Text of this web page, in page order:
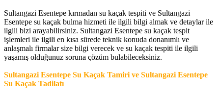
Sultangazi Esentepe kırmadan su kaçak tespiti ve Sultangazi
Esentepe su kaçak bulma hizmeti ile ilgili bilgi almak ve detaylar ile
ilgili bizi arayabilirsiniz. Sultangazi Esentepe su kaçak tespit
işlemleri ile ilgili en kısa sürede teknik konuda donanımlı ve
anlaşmalı firmalar size bilgi verecek ve su kaçak tespiti ile ilgili
yaşamış olduğunuz soruna çözüm bulabileceksiniz.
Sultangazi Esentepe Su Kaçak Tamiri ve Sultangazi Esentepe
Su Kaçak Tadilatı